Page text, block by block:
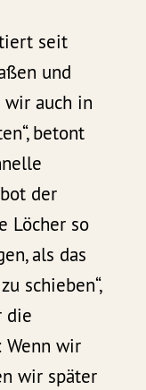
seit
und
auch in
betont
der
Löcher so
als das
schieben“,
die
Wenn wir
wir später